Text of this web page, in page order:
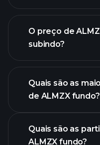
avançado
O preço de
subindo?
Quais são as
de ALMZX fundo?
Quais são as
ALMZX fundo?